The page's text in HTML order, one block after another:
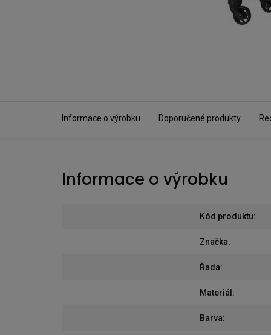
Informace o výrobku Doporučené produkty
Informace o výrobku
Kód produktu:
Značka:
Řada:
Materiál :
Barva: